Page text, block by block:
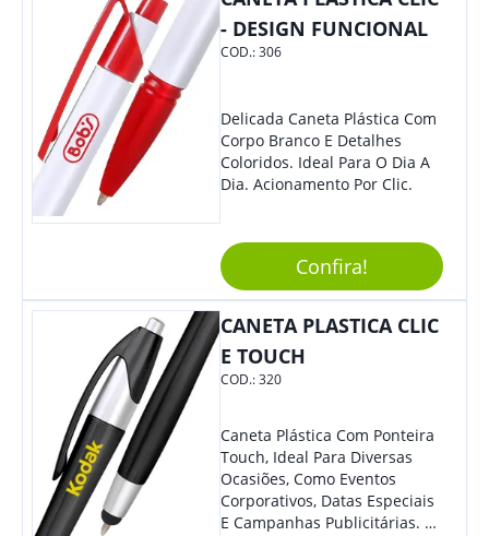
- DESIGN FUNCIONAL
COD.:306
Delicada Caneta Plástica Com
Corpo Branco E Detalhes
Coloridos. Ideal Para O Dia A
Dia. Acionamento Por Clic.
Confira!
CANETA PLASTICA CLIC
E TOUCH
COD.:320
Caneta Plástica Com Ponteira
Touch, Ideal Para Diversas
Ocasiões, Como Eventos
Corporativos, Datas Especiais
E Campanhas Publicitárias. O